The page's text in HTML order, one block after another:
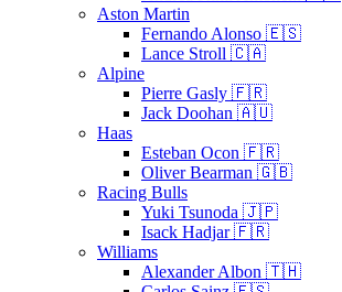
Aston Martin
Fernando Alonso 🇪🇸
Lance Stroll 🇨🇦
Alpine
Pierre Gasly 🇫🇷
Jack Doohan 🇦🇺
Haas
Esteban Ocon 🇫🇷
Oliver Bearman 🇬🇧
Racing Bulls
Yuki Tsunoda 🇯🇵
Isack Hadjar 🇫🇷
Williams
Alexander Albon 🇹🇭